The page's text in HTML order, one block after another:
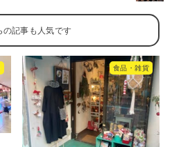
食品・雑貨